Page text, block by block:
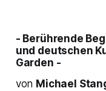
- Berührende
und deutschen
Garden -
von Michael